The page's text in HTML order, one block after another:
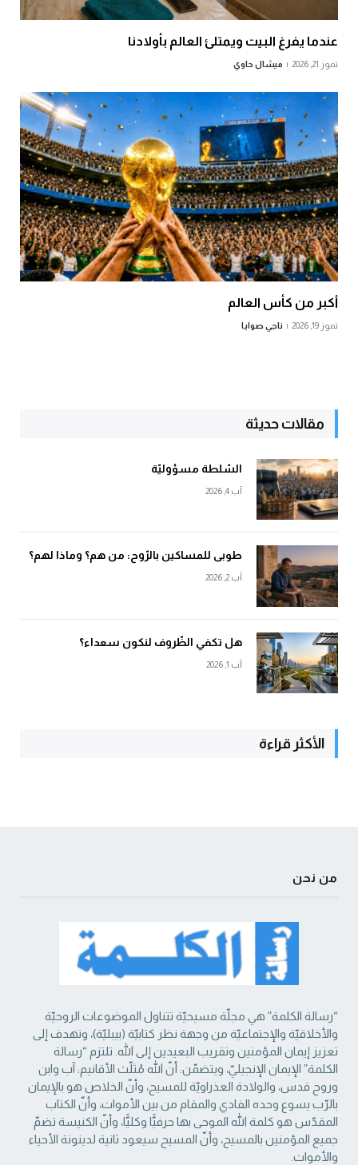
عندما يفرغ البيت ويمتلئ العالم بأولادنا
تموز 21, 2026 ميشال حاوي
أكبر من كأس العالم
تموز 19, 2026 ناجي صوايا
مقالات حديثة
السّلطة مسؤوليّة
آب 4, 2026
طوبى للمساكين بالرّوح: من هم؟ وماذا لهم؟
آب 2, 2026
هل تكفي الظّروف لنكون سعداء؟
آب 1, 2026
الأكثر قراءة
من نحن
“رسالة الكلمة” هي مجلّة مسيحيّة تتناول الموضوعات الروحيّة
والأخلاقيّة والإجتماعيّة من ‏وجهة نظر كتابيّة (بيبليّة)، وتهدف إلى
تعزيز إيمان المؤمنين وتقريب البعيدين إلى الله. تلتزم “رسالة
‏الكلمة” الإيمان الإنجيليّ، ويتضمّن: أنّ الله مُثلّث الأقانيم: آب وابن
وروح قدس، والولادة العذراويّة ‏للمسيح، وأنّ الخلاص هو بالإيمان
بالرّب يسوع وحده الفادي والمقام من بين الأموات، وأنّ الكتاب
‏المقدّس هو كلمة الله الموحى بها حرفيًّا وكليًّا، وأنّ الكنيسة تضمّ
جميع المؤمنين بالمسيح، وأنّ المسيح ‏سيعود ثانية لدينونة الأحياء
والأموات. ‏